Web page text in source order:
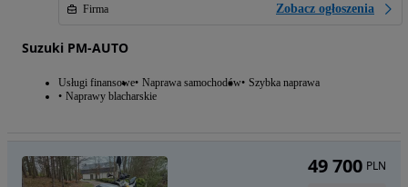
Firma Zobacz ogłoszenia
Suzuki PM-AUTO
Usługi finansowe Naprawa samochodów Szybka naprawa
Naprawy blacharskie
49 700 PLN